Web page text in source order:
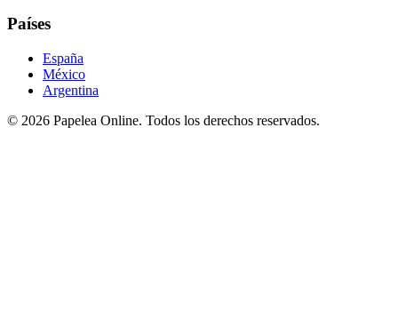
Países
España
México
Argentina
© 2026 Papelea Online. Todos los derechos reservados.